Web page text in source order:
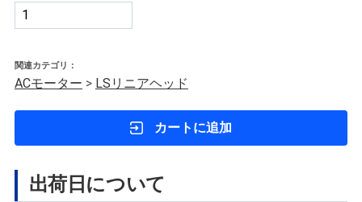
関連カテゴリ：
ACモーター > LSリニアヘッド
カートに追加
出荷日について